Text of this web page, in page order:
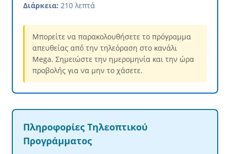
Διάρκεια: 210 λεπτά
Μπορείτε να παρακολουθήσετε το πρόγραμμα
απευθείας από την τηλεόραση στο κανάλι
Mega. Σημειώστε την ημερομηνία και την ώρα
προβολής για να μην το χάσετε.
Πληροφορίες Τηλεοπτικού
Προγράμματος